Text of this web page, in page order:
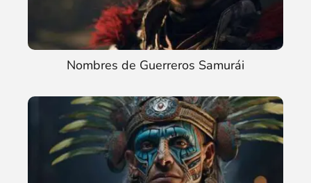
Nombres de Guerreros Samurái